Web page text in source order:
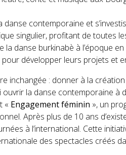
danse contemporaine et
singulier, profitant de toutes
la danse burkinabè à l’époque
développer leurs projets et
inchangée : donner à la
la danse contemporaine à
« Engagement féminin », un
Après plus de 10 ans
à l’international. Cette
des spectacles créés